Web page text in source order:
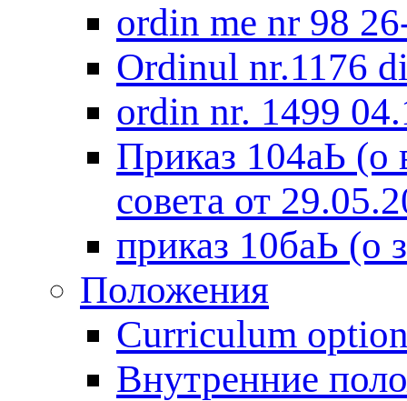
ordin me nr 98
Оrdinul nr.1176
ordin nr. 1499
Приказ 104аЬ (о
совета от
приказ 10баЬ (о
Положения
Curriculum
Внутренние